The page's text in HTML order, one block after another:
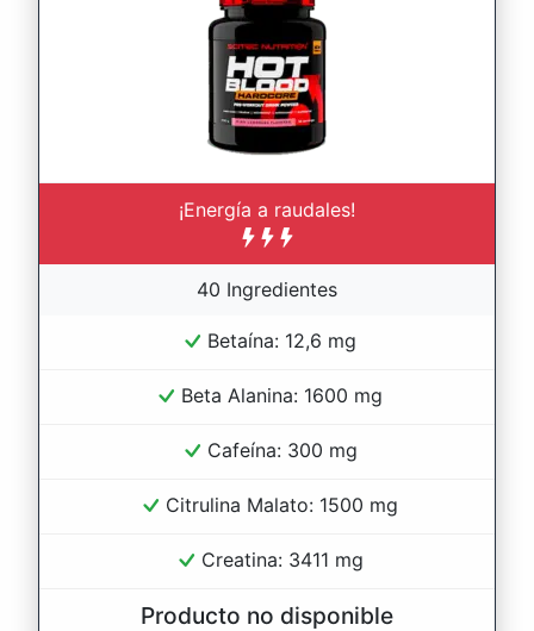
¡Energía a raudales!
40 Ingredientes
Betaína: 12,6 mg
Beta Alanina: 1600 mg
Cafeína: 300 mg
Citrulina Malato: 1500 mg
Creatina: 3411 mg
Producto no disponible